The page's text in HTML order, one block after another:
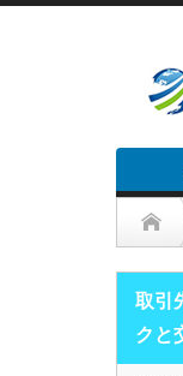
取引
クと